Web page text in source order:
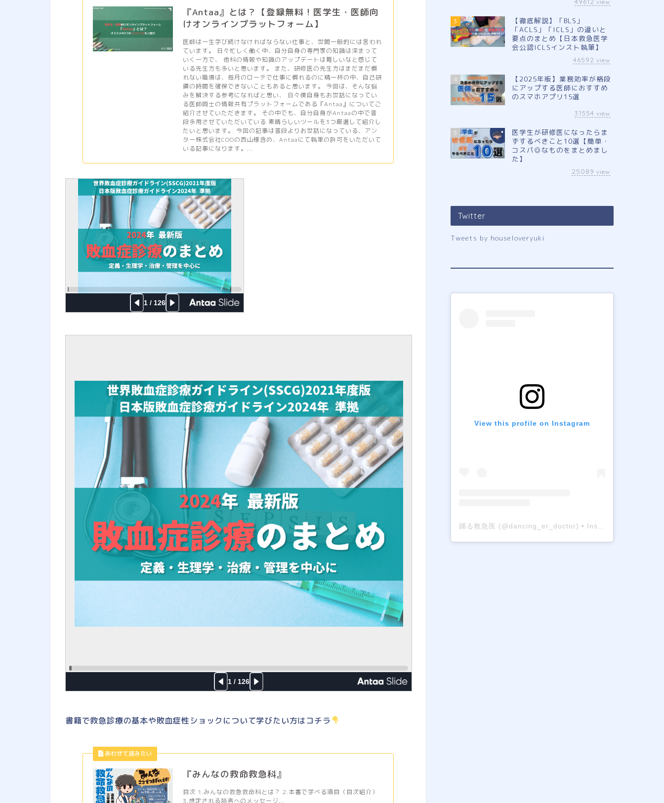
『Antaa』とは？【登録無料！医学生・医師向
けオンラインプラットフォーム】
医師は一生学び続けなければならない仕事と、世間一般的には言われ
ています。 日々忙しく働く中、自分自身の専門家の知識は深まって
いく一方で、 他科の情報や知識のアップデートは難しいなと感じて
いる先生方も多いと思います。 また、研修医の先生方はまだまだ慣
れない職場は、毎月のローテで仕事に慣れるのに精一杯の中、自己研
鑽の時間を確保できないこともあると思います。 今回は、そんな悩
みを解決する参考になればと思い、 日々僕自身もお世話になってい
る医師同士の情報共有プラットフォームである『Antaa』についてご
紹介させていただきます。 その中でも、自分自身がAntaaの中で普
段多用させていただいている 素晴らしいツールを3つ厳選して紹介し
たいと思います。 今回の記事は普段よりお世話になっている、アン
ター株式会社COOの西山様含め、Antaaにて執筆の許可をいただいて
いる記事になります。...
書籍で救急診療の基本や敗血症性ショックについて学びたい方はコチラ
『みんなの救命救急科』
目次 1.みんなの救急救命科とは？ 2.本書で学べる項目（目次紹介）
3.想定される読者へのメッセージ...
view
3
【徹底解説】「BLS」
「ACLS」「ICLS」の違いと
要点のまとめ【日本救急医学
会公認ICLSインスト執筆】
46592 view
4
【2025年版】業務効率が格段
にアップする医師におすすめ
のスマホアプリ15選
31554 view
5
医学生が研修医になったらま
ずするべきこと10選【簡単・
コスパ◎なものをまとめまし
た】
25089 view
Twitter
Tweets by houseloveryuki
View this profile on Instagram
踊る救急医 (@dancing_er_doctor) • Instagram photos and videos